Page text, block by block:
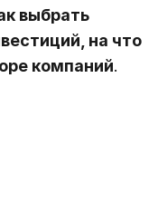
выбрать
на что
компаний.